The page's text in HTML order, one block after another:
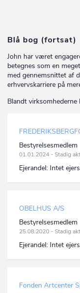
Blå bog (fortsat)
John har været
betegnes som en
med gennemsnittet af
erhvervskarriere på
Blandt
Bestyrelsesmedlem
01.01.2024 - Stadig
Ejerandel: Intet
OBELHUS A/S
Bestyrelsesmedlem
25.08.2020 - Stadig
Ejerandel: Intet
Fonden Artcenter